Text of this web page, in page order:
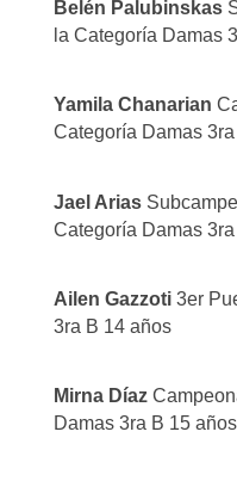
Belén Palubinskas
la Categoría Damas
Yamila Chanarian
Categoría Damas
Jael Arias
Categoría Damas
Ailen Gazzoti3er
3ra B 14 años
Mirna Díaz
Damas 3ra B 15 años